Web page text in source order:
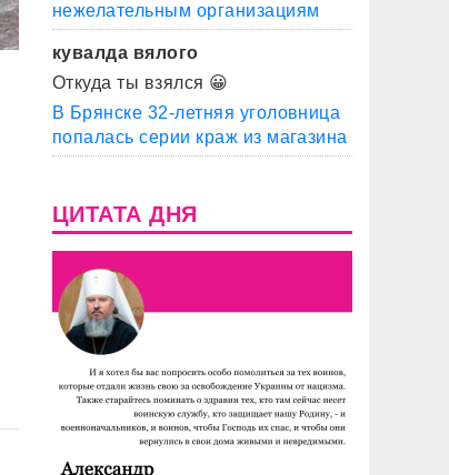
нежелательным организациям
кувалда вялого
Откуда ты взялся 😀
В Брянске 32-летняя уголовница
попалась серии краж из магазина
ЦИТАТА ДНЯ